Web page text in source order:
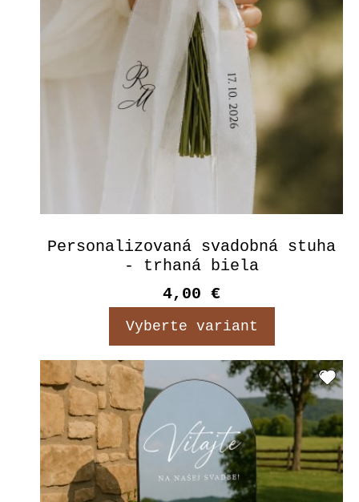
Personalizovaná svadobná stuha
- trhaná biela
4,00 €
Vyberte variant